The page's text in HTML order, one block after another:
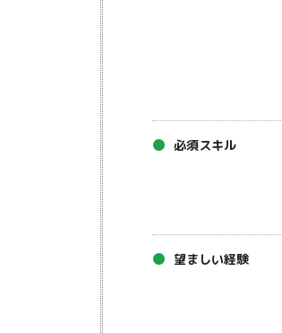
必須スキル
望ましい経験